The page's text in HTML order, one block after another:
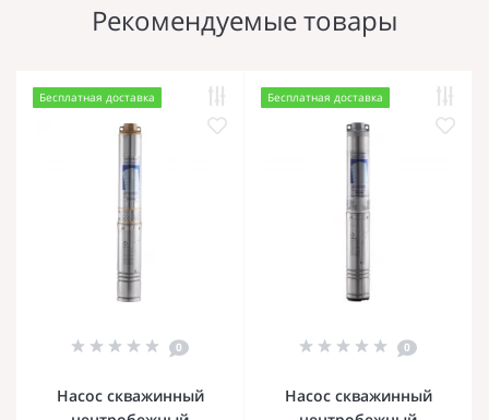
Рекомендуемые товары
Бесплатная доставка
0
Насос скважинный
Бесплатная доставка
0
Насос скважинный